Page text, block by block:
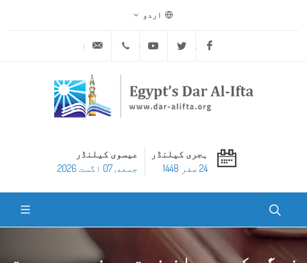
اردو
Facebook
Twitter
Youtube
ہجری کیلنڈر
24 صفر 1448
عیسوی کیلنڈر
جمعه, 07 اگست 2026